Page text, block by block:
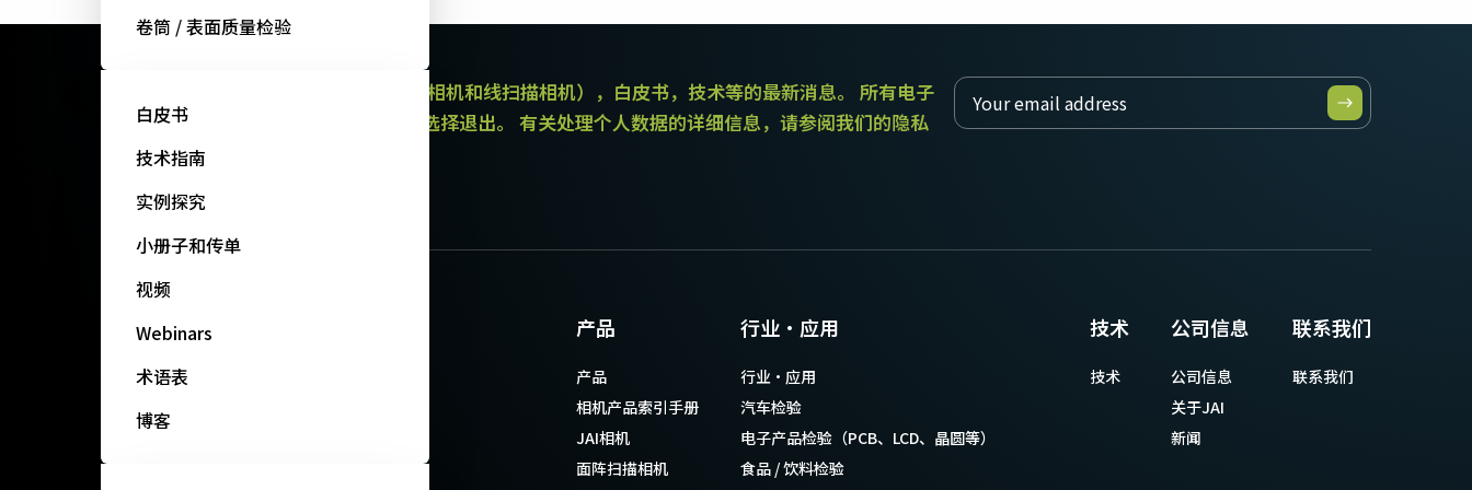
单传感器单色
单色CMOS传感器线阵扫描相机同时具备高
分辨率和超快的扫描速度。分辨率最高可
三线彩色
对于不需要JAI的棱镜技术提供的超高色彩
精确度的应用，三线相机可以提供出色的
波红外(SWIR)光线。该相机能够以SWIR光
了尖端的棱镜技术，可为线阵扫描彩色成
4传感器RGB+NIR（棱镜式）
4传感器线阵扫描相机设计用于同时捕获可
(NIR)光谱中的图像数据。
4传感器R-G-B + SWIR（棱镜
式）
4传感器机器视觉线阵扫描相机，可捕获可
见光谱中的RGB图像数据和短波红外波段
光谱中的图像数据。
卷筒 / 表面质量检验
白皮书
技术指南
实例探究
小册子和传单
视频
Webinars
术语表
博客
JAI的电子通讯提供有关产品（区域扫描相机和线扫描相机），白皮书，技术等的最新消息。 所有电子
通讯都包含取消订阅链接。 您可以随时选择退出。 有关处理个人数据的详细信息，请参阅我们的隐私
政策。
产品
产品
相机产品索引手册
JAI相机
面阵扫描相机
行业·应用
行业·应用
汽车检验
电子产品检验（PCB、LCD、晶圆等）
食品 / 饮料检验
技术
技术
公司信息
公司信息
关于JAI
新闻
联系我们
联系我们